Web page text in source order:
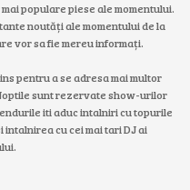
populare piese ale momentului.
noutăți ale momentului de la
vor sa fie mereu informați.
pentru a se adresa mai multor
sunt rezervate show-urilor
iti aduc intalniri cu topurile
cu cei mai tari DJ ai